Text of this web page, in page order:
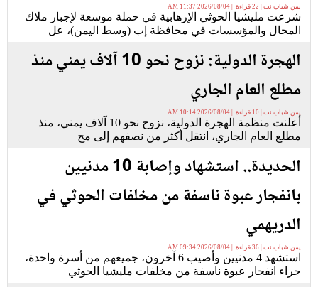
يمن شباب نت | 22 قراءة | 2026/08/04 11:37 AM
شرعت مليشيا الحوثي الإرهابية في حملة موسعة لإجبار ملاك
المحال والمؤسسات في محافظة إب (وسط اليمن)، عل
الهجرة الدولية: نزوح نحو 10 آلاف يمني منذ
مطلع العام الجاري
يمن شباب نت | 10 قراءة | 2026/08/04 10:14 AM
أعلنت منظمة الهجرة الدولية، نزوح نحو 10 آلاف يمني، منذ
مطلع العام الجاري، انتقل أكثر من نصفهم إلى مح
الحديدة.. استشهاد وإصابة 10 مدنيين
بانفجار عبوة ناسفة من مخلفات الحوثي في
الدريهمي
يمن شباب نت | 36 قراءة | 2026/08/04 09:34 AM
استشهد 4 مدنيين وأصيب 6 آخرون، جميعهم من أسرة واحدة،
جراء انفجار عبوة ناسفة من مخلفات مليشيا الحوثي